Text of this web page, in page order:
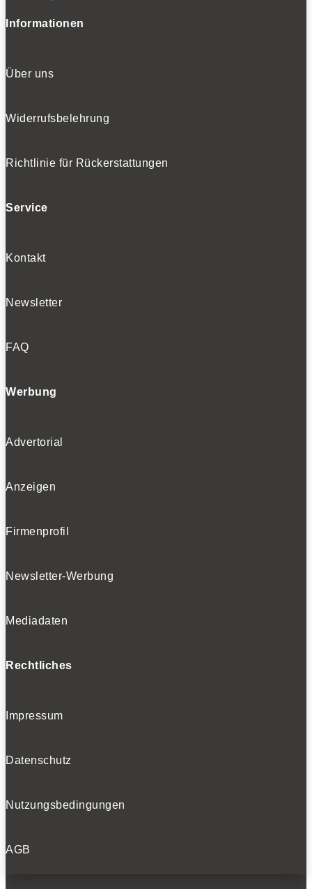
Informationen
Über uns
Widerrufsbelehrung
Richtlinie für Rückerstattungen
Service
Kontakt
Newsletter
FAQ
Werbung
Advertorial
Anzeigen
Firmenprofil
Newsletter-Werbung
Mediadaten
Rechtliches
Impressum
Datenschutz
Nutzungsbedingungen
AGB